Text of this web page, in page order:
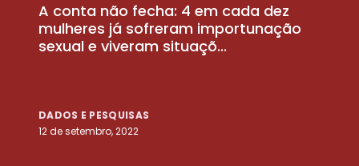
A conta não fecha: 4 em cada dez
mulheres já sofreram importunação
sexual e viveram situaçõ...
DADOS E PESQUISAS
12 de setembro, 2022